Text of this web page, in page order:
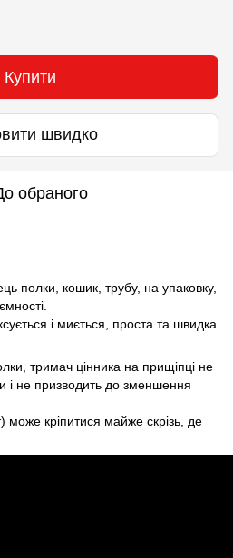
Купити
швидко
обраного
полки, кошик, трубу, на упаковку,
і миється, проста та швидка
тримач цінника на прищіпці не
і не призводить до зменшення
кріпитися майже скрізь, де